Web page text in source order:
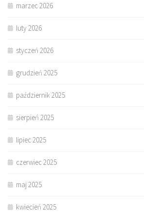
marzec 2026
luty 2026
styczeń 2026
grudzień 2025
październik 2025
sierpień 2025
lipiec 2025
czerwiec 2025
maj 2025
kwiecień 2025